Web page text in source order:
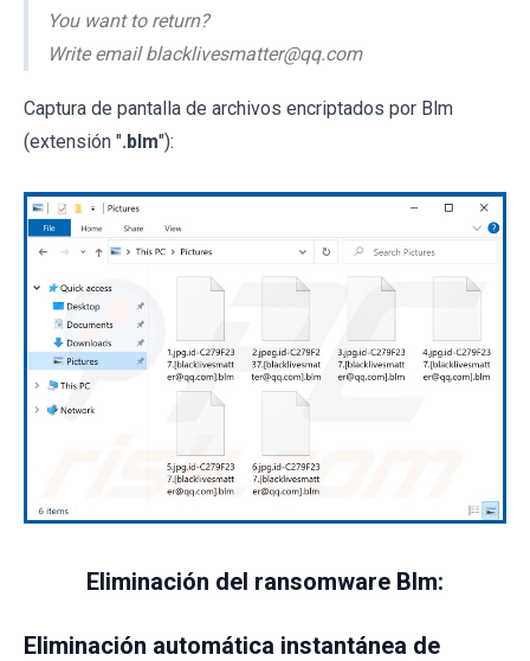
You want to return?
Write email blacklivesmatter@qq.com
Captura de pantalla de archivos encriptados por Blm
(extensión ".blm"):
Eliminación del ransomware Blm:
Eliminación automática instantánea de